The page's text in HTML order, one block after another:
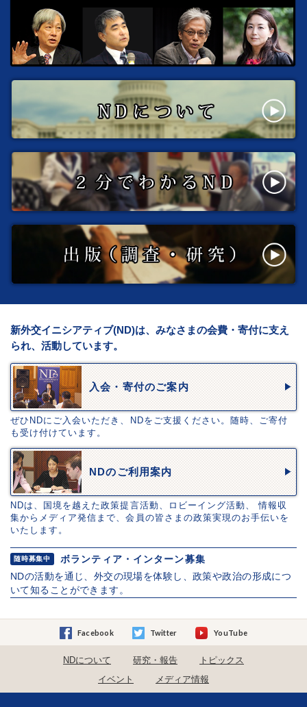
新外交イニシアティブ(ND)は、みなさまの会費・寄付に支え
られ、活動しています。
入会・寄付のご案内
ぜひNDにご入会いただき、NDをご支援ください。随時、ご寄付
も受け付けています。
NDのご利用案内
NDは、国境を越えた政策提言活動、ロビーイング活動、 情報収
集からメディア発信まで、会員の皆さまの政策実現のお手伝いを
いたします。
随時募集中
ボランティア・インターン募集
NDの活動を通じ、外交の現場を体験し、政策や政治の形成につ
いて知ることができます。
Facebook Twitter YouTube
NDについて 研究・報告
トピックス
イベント
メディア情報